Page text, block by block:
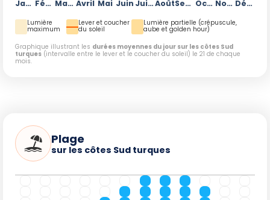
Janvier Février Mars Avril Mai Juin JuilletAoût Septembre Octobre Novembre Décembre
Lumière
maximum
Lever et coucher
du soleil
Lumière partielle (crépuscule,
aube et golden hour)
Graphique illustrant les durées moyennes du jour sur les côtes Sud
turques (intervalle entre le lever et le coucher du soleil) le 21 de chaque
mois.
Plage
sur les côtes Sud turques